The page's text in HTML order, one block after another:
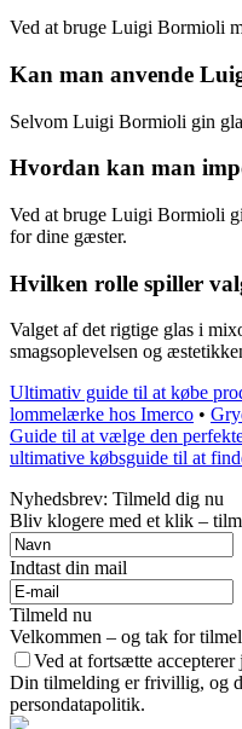
Ved at bruge Luigi Bormioli
Kan man anvende
Selvom Luigi Bormioli gin
Hvordan kan man
Ved at bruge Luigi Bormioli
for dine gæster.
Hvilken rolle spiller
Valget af det rigtige glas i
smagsoplevelsen og
Ultimativ guide til at købe
lommelærke hos Imerco •
Guide til at vælge den
ultimative købsguide til at
Nyhedsbrev: Tilmeld dig nu
Bliv klogere med et klik –
Indtast din mail
Tilmeld nu
Velkommen – og tak for
Ved at fortsætte
Din tilmelding er frivillig, og
persondatapolitik.